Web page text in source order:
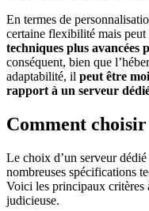
En termes de
certaine flexibilité mais peut
techniques plus avancées
conséquent, bien que
adaptabilité, il peut être
rapport à un serveur
Comment
Le choix d’un serveur
nombreuses spécifications
Voici les principaux critères
judicieuse.